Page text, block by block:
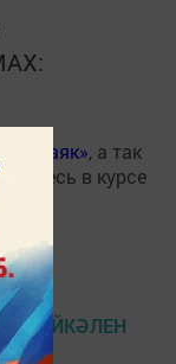
«Маяк», а так
в курсе
ҺӘЙКӘЛЕН